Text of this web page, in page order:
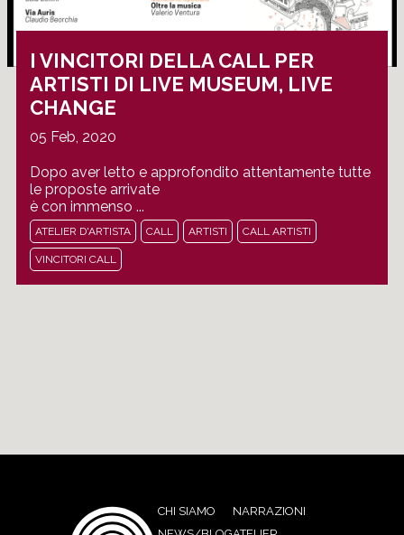
I VINCITORI DELLA CALL PER
ARTISTI DI LIVE MUSEUM, LIVE
CHANGE
05 Feb, 2020
Dopo aver letto e approfondito attentamente tutte
le proposte arrivate
è con immenso ...
ATELIER D'ARTISTA CALL ARTISTI CALL ARTISTI
VINCITORI CALL
CHI SIAMO
NARRAZIONI